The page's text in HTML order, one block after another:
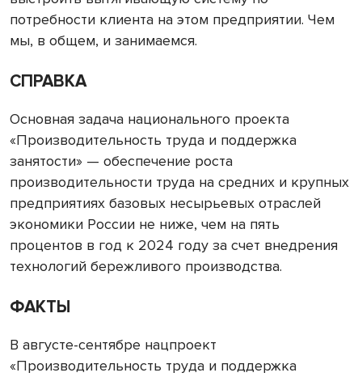
потребности клиента на этом предприятии. Чем
мы, в общем, и занимаемся.
СПРАВКА
Основная задача национального проекта
«Производительность труда и поддержка
занятости» — обеспечение роста
производительности труда на средних и крупных
предприятиях базовых несырьевых отраслей
экономики России не ниже, чем на пять
процентов в год к 2024 году за счет внедрения
технологий бережливого производства.
ФАКТЫ
В августе-сентябре нацпроект
«Производительность труда и поддержка